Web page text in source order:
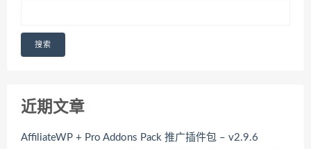
搜索
近期文章
AffiliateWP + Pro Addons Pack 推广插件包 – v2.9.6